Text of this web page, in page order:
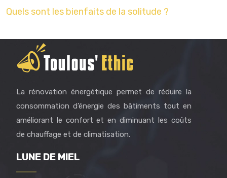
Quels sont les bienfaits de la solitude ?
La rénovation énergétique permet de réduire la
consommation d’énergie des bâtiments tout en
améliorant le confort et en diminuant les coûts
de chauffage et de climatisation.
LUNE DE MIEL